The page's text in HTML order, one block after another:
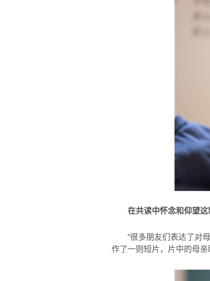
在共读中怀念和仰望这
“很多朋友们表达了对
作了一则短片，片中的母亲